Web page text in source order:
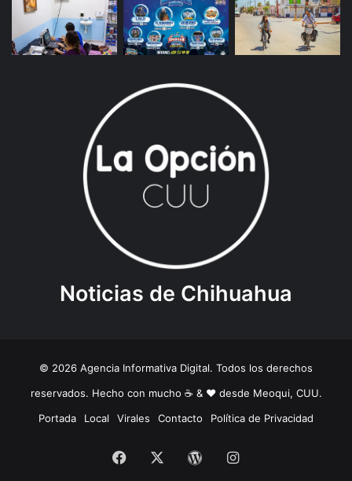
Noticias de Chihuahua
© 2026 Agencia Informativa Digital. Todos los derechos
reservados. Hecho con mucho ☕️ & ❤️ desde Meoqui, CUU.
Portada
Local Virales Contacto Política de Privacidad
Facebook WordPressInstagram